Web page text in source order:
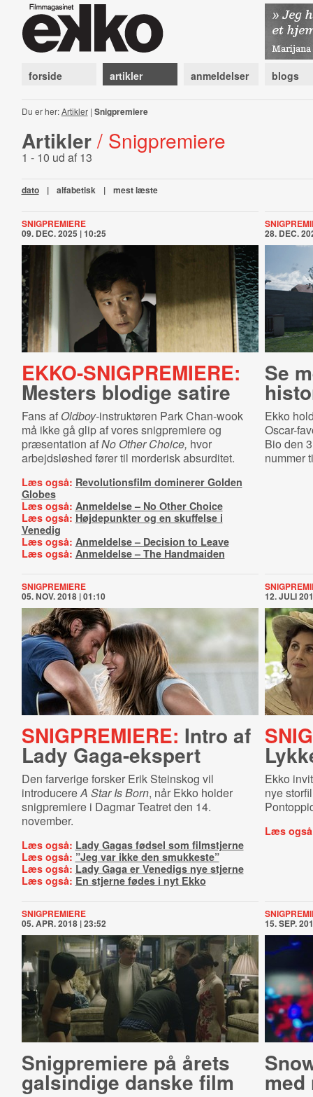
forside artikler anmeldelser blogs
Du er her:Artikler| Snigpremiere
Artikler / Snigpremiere
1 - 10 ud af 13
dato | alfabetisk | mest læste
SNIGPREMIERE
09. DEC. 2025 | 10:25
EKKO-SNIGPREMIERE:
Mesters blodige satire
Fans af Oldboy-instruktøren Park Chan-wook
må ikke gå glip af vores snigpremiere og
præsentation afNo Other Choice, hvor
arbejdsløshed fører til morderisk absurditet.
Læs også: Revolutionsfilm dominerer Golden
Globes
Læs også: Anmeldelse – No Other Choice
Læs også: Højdepunkter og en skuffelse i
Venedig
Læs også: Anmeldelse – Decision to Leave
Læs også: Anmeldelse – The Handmaiden
28. DEC.
Se
Ekko
Oscar-
Bio den
nummer
SNIGPREMIERE
05. NOV. 2018 | 01:10
SNIGPREMIERE: Intro af
Lady Gaga-ekspert
Den farverige forsker Erik Steinskog vil
introducereA Star Is Born, når Ekko holder
snigpremiere i Dagmar Teatret den 14.
november.
Læs også: Lady Gagas fødsel som filmstjerne
Læs også: ”Jeg var ikke den smukkeste”
Læs også: Lady Gaga er Venedigs nye stjerne
Læs også: En stjerne fødes i nyt Ekko
12. JULI
Ekko
nye
Læs
SNIGPREMIERE
05. APR. 2018 | 23:52
Snigpremiere på årets
galsindige danske film
15. SEP.
med